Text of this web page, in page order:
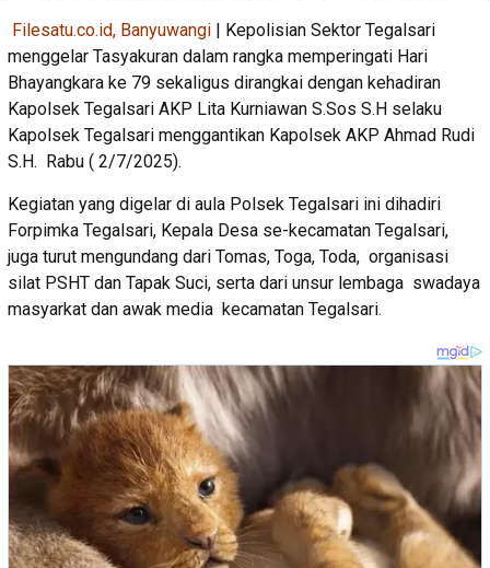
Filesatu.co.id, Banyuwangi | Kepolisian Sektor Tegalsari
menggelar Tasyakuran dalam rangka memperingati Hari
Bhayangkara ke 79 sekaligus dirangkai dengan kehadiran
Kapolsek Tegalsari AKP Lita Kurniawan S.Sos S.H selaku
Kapolsek Tegalsari menggantikan Kapolsek AKP Ahmad Rudi
S.H. Rabu ( 2/7/2025).
Kegiatan yang digelar di aula Polsek Tegalsari ini dihadiri
Forpimka Tegalsari, Kepala Desa se-kecamatan Tegalsari,
juga turut mengundang dari Tomas, Toga, Toda, organisasi
silat PSHT dan Tapak Suci, serta dari unsur lembaga swadaya
masyarkat dan awak media kecamatan Tegalsari.